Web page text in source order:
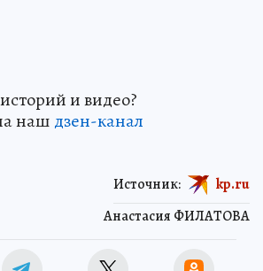
и видео?
наш дзен-канал
Анастасия ФИЛАТОВА
Источник: kp.ru